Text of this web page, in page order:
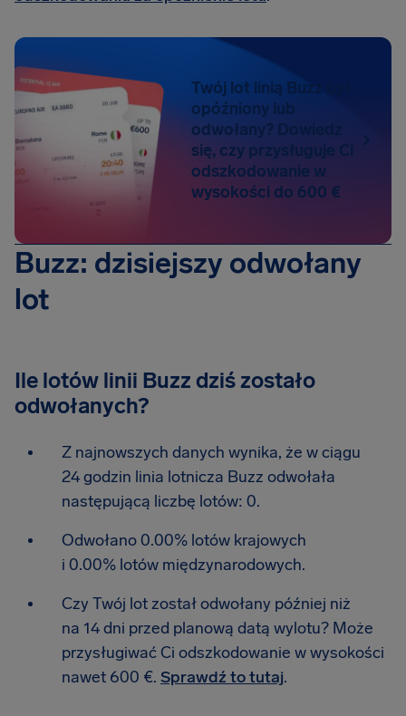
Twój lot linią Buzz był
opóźniony lub
odwołany? Dowiedz
się, czy przysługuje Ci
odszkodowanie w
wysokości do 600 €
Buzz: dzisiejszy odwołany
lot
Ile lotów linii Buzz dziś zostało
odwołanych?
Z najnowszych danych wynika, że w ciągu
24 godzin linia lotnicza Buzz odwołała
następującą liczbę lotów: 0.
Odwołano 0.00% lotów krajowych
i 0.00% lotów międzynarodowych.
Czy Twój lot został odwołany później niż
na 14 dni przed planową datą wylotu? Może
przysługiwać Ci odszkodowanie w wysokości
nawet 600 €. Sprawdź to tutaj.